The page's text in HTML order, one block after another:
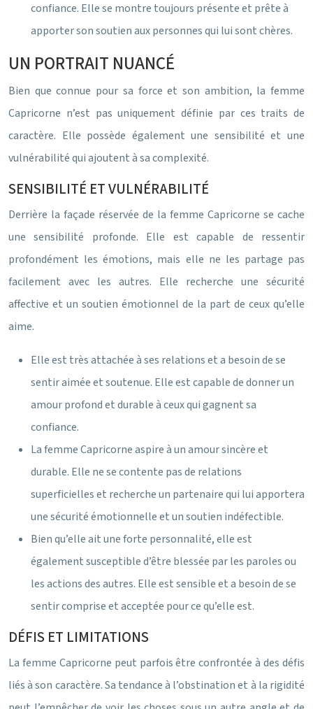
confiance. Elle se montre toujours présente et prête à
apporter son soutien aux personnes qui lui sont chères.
UN PORTRAIT NUANCÉ
Bien que connue pour sa force et son ambition, la femme
Capricorne n’est pas uniquement définie par ces traits de
caractère. Elle possède également une sensibilité et une
vulnérabilité qui ajoutent à sa complexité.
SENSIBILITÉ ET VULNÉRABILITÉ
Derrière la façade réservée de la femme Capricorne se cache
une sensibilité profonde. Elle est capable de ressentir
profondément les émotions, mais elle ne les partage pas
facilement avec les autres. Elle recherche une sécurité
affective et un soutien émotionnel de la part de ceux qu’elle
aime.
Elle est très attachée à ses relations et a besoin de se
sentir aimée et soutenue. Elle est capable de donner un
amour profond et durable à ceux qui gagnent sa
confiance.
La femme Capricorne aspire à un amour sincère et
durable. Elle ne se contente pas de relations
superficielles et recherche un partenaire qui lui apportera
une sécurité émotionnelle et un soutien indéfectible.
Bien qu’elle ait une forte personnalité, elle est
également susceptible d’être blessée par les paroles ou
les actions des autres. Elle est sensible et a besoin de se
sentir comprise et acceptée pour ce qu’elle est.
DÉFIS ET LIMITATIONS
La femme Capricorne peut parfois être confrontée à des défis
liés à son caractère. Sa tendance à l’obstination et à la rigidité